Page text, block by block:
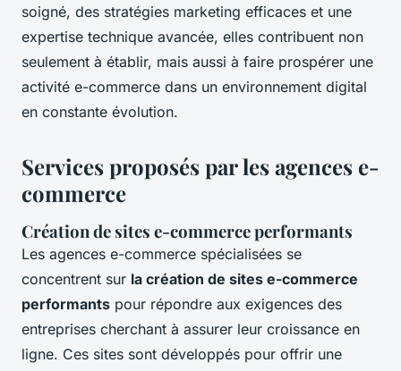
soigné, des stratégies marketing efficaces et une
expertise technique avancée, elles contribuent non
seulement à établir, mais aussi à faire prospérer une
activité e-commerce dans un environnement digital
en constante évolution.
Services proposés par les agences e-
commerce
Création de sites e-commerce performants
Les agences e-commerce spécialisées se
concentrent sur la création de sites e-commerce
performants pour répondre aux exigences des
entreprises cherchant à assurer leur croissance en
ligne. Ces sites sont développés pour offrir une